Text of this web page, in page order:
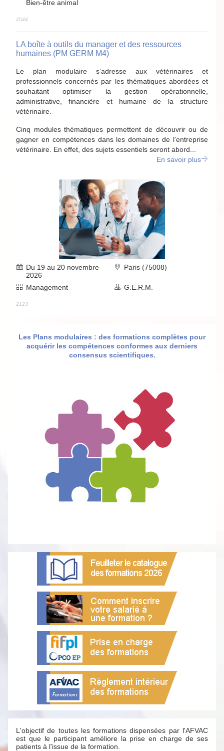
Bien-être animal
2044
LA boîte à outils du manager et des ressources
humaines (PM GERM M4)
Le plan modulaire s’adresse aux vétérinaires et
professionnels concernés par les thématiques abordées et
souhaitant optimiser la gestion opérationnelle,
administrative, financière et humaine de la structure
vétérinaire.
Cinq modules thématiques permettent de découvrir ou de
gagner en compétences dans les domaines de l'entreprise
vétérinaire. En effet, des sujets essentiels seront abord...
En savoir plus
Du 19 au 20 novembre
2026
Paris (75008)
Management G.E.R.M.
2123
Les Plans modulaires : des formations complètes pour
acquérir les compétences conformes aux derniers
consensus scientifiques.
L'objectif de toutes les formations dispensées par l'AFVAC
est que le participant améliore la prise en charge de ses
patients à l'issue de la formation.